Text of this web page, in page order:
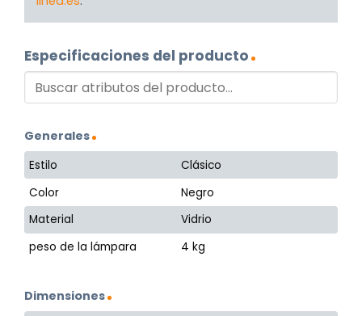
Especificaciones del producto
Generales
Estilo
Clásico
Color
Negro
Material
Vidrio
peso de la lámpara
4 kg
Dimensiones